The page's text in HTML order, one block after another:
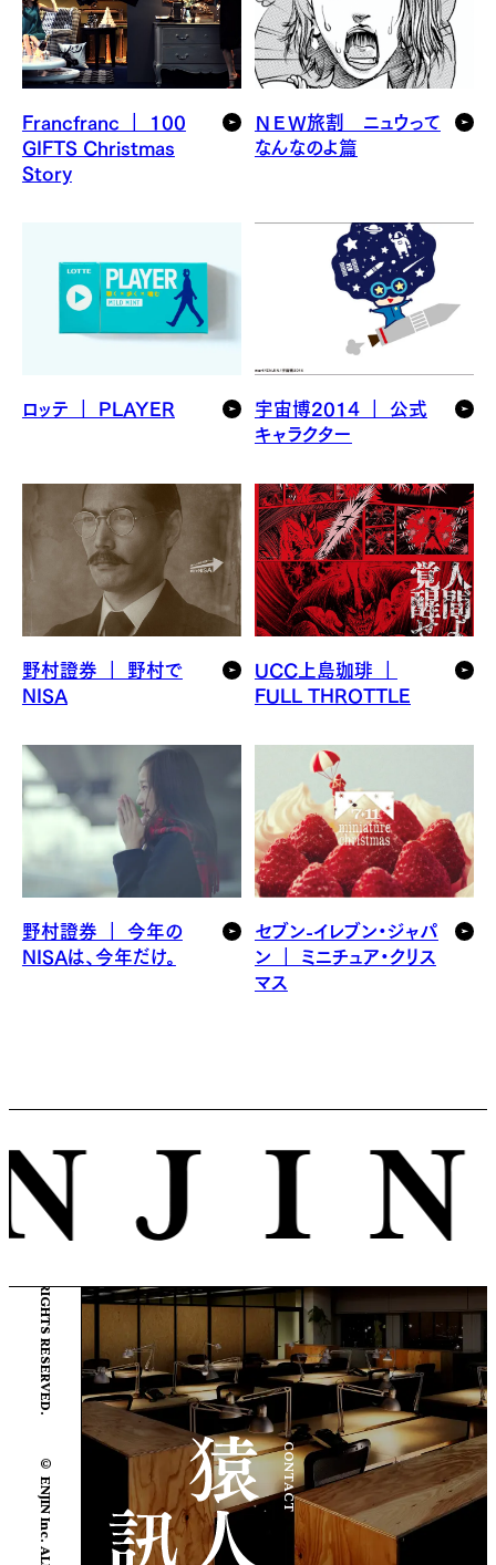
Francfranc ｜ 100
GIFTS Christmas
Story
ＮＥＷ旅割 ニュウって
なんなのよ篇
ロッテ ｜ PLAYER
宇宙博2014 ｜ 公式
キャラクター
野村證券 ｜ 野村で
NISA
UCC上島珈琲 ｜
FULL THROTTLE
野村證券 ｜ 今年の
NISAは、今年だけ。
セブン-イレブン・ジャパ
ン ｜ ミニチュア・クリス
マス
© ENJIN Inc. ALL RIGHTS RESERVED.
CONTACT